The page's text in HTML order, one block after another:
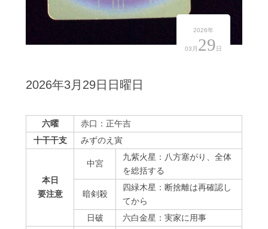
2026年
03月 29 日
2026年3月29日日曜日
六曜
赤口：正午吉
十干干支
みずのえ寅
本日
要注意
中宮
九紫火星：八方塞がり、全体
を総括する
暗剣殺
四緑木星：断捨離は再確認し
てから
⽇破
六白金星：実家に用事